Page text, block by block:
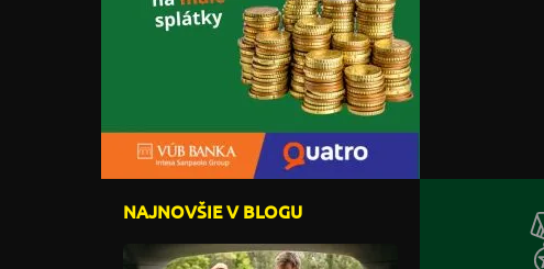
NAJNOVŠIE V BLOGU